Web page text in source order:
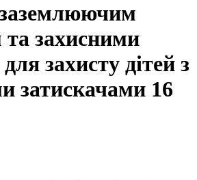
заземлюючим
захисними
захисту дітей з
затискачами 16